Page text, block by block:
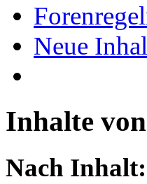
Neue
Inhalte
Nach Inhalt: